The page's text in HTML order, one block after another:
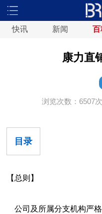
快讯 新闻 百
康力直
浏览次数：6507次
目录
【总则】
公司及所属分支机构严